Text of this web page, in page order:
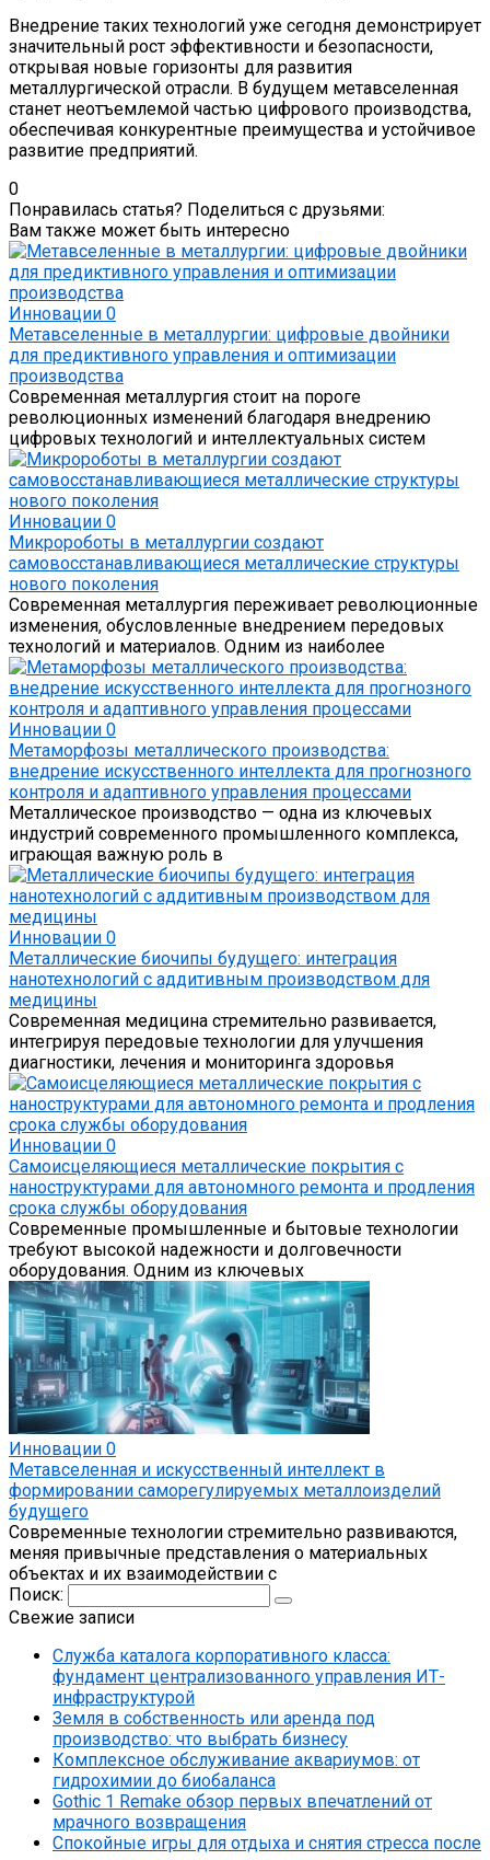
Внедрение таких технологий уже сегодня демонстрирует
значительный рост эффективности и безопасности,
открывая новые горизонты для развития
металлургической отрасли. В будущем метавселенная
станет неотъемлемой частью цифрового производства,
обеспечивая конкурентные преимущества и устойчивое
развитие предприятий.
0
Понравилась статья? Поделиться с друзьями:
Вам также может быть интересно
Инновации 0
Метавселенные в металлургии: цифровые двойники
для предиктивного управления и оптимизации
производства
Современная металлургия стоит на пороге
революционных изменений благодаря внедрению
цифровых технологий и интеллектуальных систем
Инновации 0
Микророботы в металлургии создают
самовосстанавливающиеся металлические структуры
нового поколения
Современная металлургия переживает революционные
изменения, обусловленные внедрением передовых
технологий и материалов. Одним из наиболее
Инновации 0
Метаморфозы металлического производства:
внедрение искусственного интеллекта для прогнозного
контроля и адаптивного управления процессами
Металлическое производство — одна из ключевых
индустрий современного промышленного комплекса,
играющая важную роль в
Инновации 0
Металлические биочипы будущего: интеграция
нанотехнологий с аддитивным производством для
медицины
Современная медицина стремительно развивается,
интегрируя передовые технологии для улучшения
диагностики, лечения и мониторинга здоровья
Инновации 0
Самоисцеляющиеся металлические покрытия с
наноструктурами для автономного ремонта и продления
срока службы оборудования
Современные промышленные и бытовые технологии
требуют высокой надежности и долговечности
оборудования. Одним из ключевых
Инновации 0
Метавселенная и искусственный интеллект в
формировании саморегулируемых металлоизделий
будущего
Современные технологии стремительно развиваются,
меняя привычные представления о материальных
объектах и их взаимодействии с
Поиск:
Свежие записи
Служба каталога корпоративного класса:
фундамент централизованного управления ИТ-
инфраструктурой
Земля в собственность или аренда под
производство: что выбрать бизнесу
Комплексное обслуживание аквариумов: от
гидрохимии до биобаланса
Gothic 1 Remake обзор первых впечатлений от
мрачного возвращения
Спокойные игры для отдыха и снятия стресса после